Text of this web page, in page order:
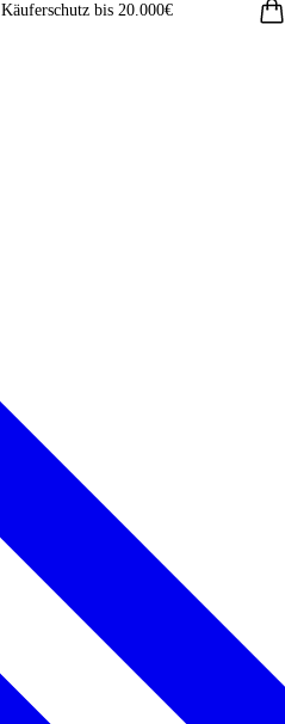
Käuferschutz bis 20.000€